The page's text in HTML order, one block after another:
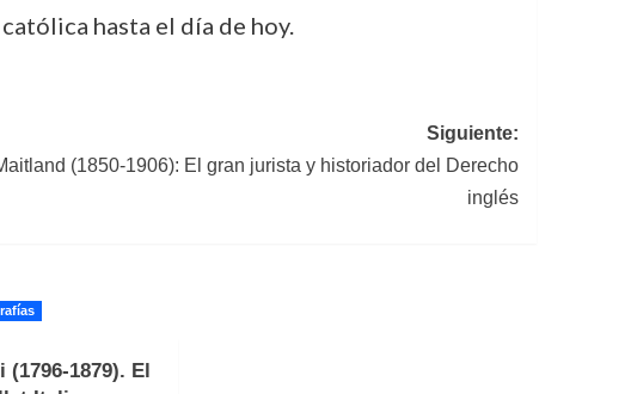
hasta el día de hoy.
Siguiente:
(1850-1906): El gran jurista y historiador del Derecho
inglés
1879). El